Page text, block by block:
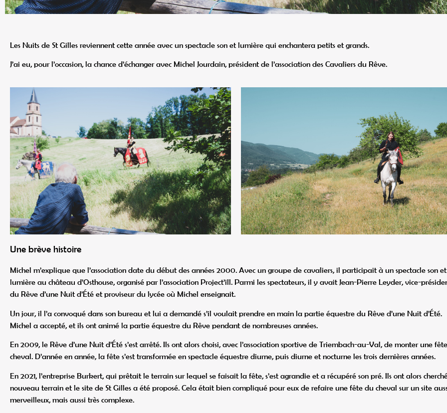
Les Nuits de St Gilles reviennent cette année avec un spectacle son et lumière qui enchantera petits et grands.
J’ai eu, pour l’occasion, la chance d’échanger avec Michel Jourdain, président de l’association des Cavaliers du Rêve.
Une brève histoire
Michel m’explique que l’association date du début des années 2000. Avec un groupe de cavaliers, il participait à un spectacle son et
lumière au château d’Osthouse, organisé par l’association Project’ill. Parmi les spectateurs, il y avait Jean-Pierre Leyder, vice-
du Rêve d’une Nuit d’Été et proviseur du lycée où Michel enseignait.
Un jour, il l’a convoqué dans son bureau et lui a demandé s’il voulait prendre en main la partie équestre du Rêve d’une Nuit d’Été.
Michel a accepté, et ils ont animé la partie équestre du Rêve pendant de nombreuses années.
En 2009, le Rêve d’une Nuit d’Été s’est arrêté. Ils ont alors choisi, avec l’association sportive de Triembach-au-Val, de monter une
cheval. D’année en année, la fête s’est transformée en spectacle équestre diurne, puis diurne et nocturne les trois dernières années.
En 2021, l’entreprise Burkert, qui prêtait le terrain sur lequel se faisait la fête, s’est agrandie et a récupéré son pré. Ils ont alors
nouveau terrain et le site de St Gilles a été proposé. Cela était bien compliqué pour eux de refaire une fête du cheval sur un site
merveilleux, mais aussi très complexe.